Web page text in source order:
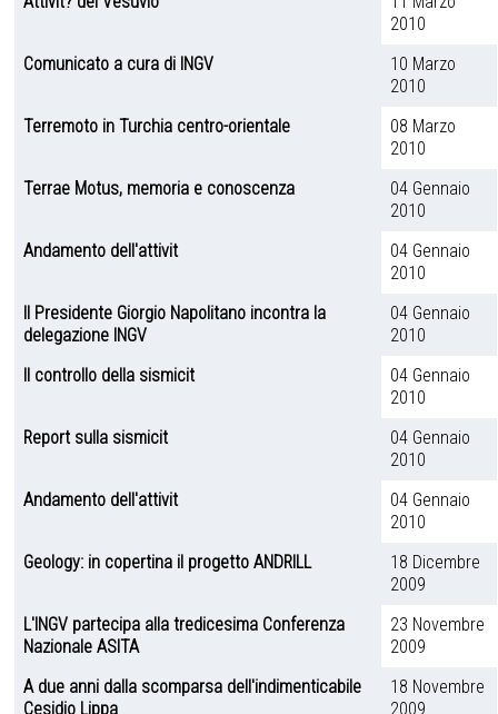
2010
Comunicato a cura di INGV
10 Marzo
2010
Terremoto in Turchia centro-orientale
08 Marzo
2010
Terrae Motus, memoria e conoscenza
04 Gennaio
2010
Andamento dell'attivit
04 Gennaio
2010
Il Presidente Giorgio Napolitano incontra la
delegazione INGV
04 Gennaio
2010
Il controllo della sismicit
04 Gennaio
2010
Report sulla sismicit
04 Gennaio
2010
Andamento dell'attivit
04 Gennaio
2010
Geology: in copertina il progetto ANDRILL
18 Dicembre
2009
L'INGV partecipa alla tredicesima Conferenza
Nazionale ASITA
23 Novembre
2009
A due anni dalla scomparsa dell'indimenticabile
Cesidio Lippa
18 Novembre
2009